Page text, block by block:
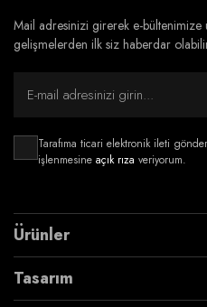
Mail adresinizi girerek e-bültenimize
gelişmelerden ilk siz haberdar
Tarafıma ticari elektronik ileti
işlenmesine açık rıza veriyorum.
Ürünler
Tasarım